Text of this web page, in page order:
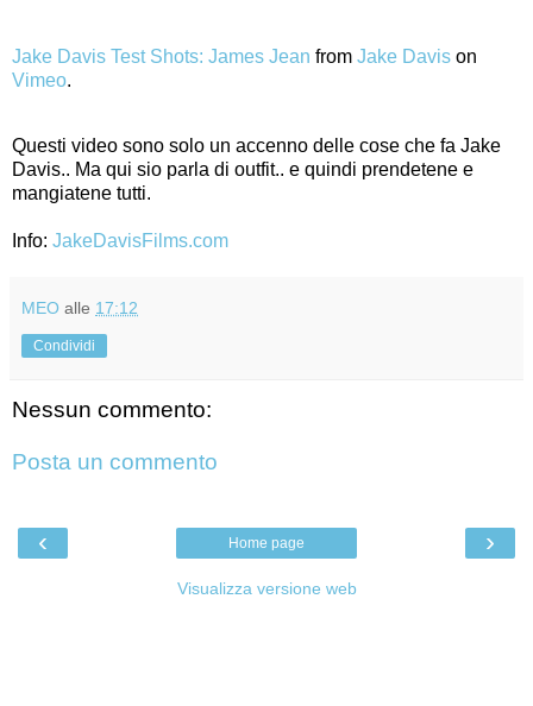
Jake Davis Test Shots: James Jean from Jake Davis on
Vimeo.
Questi video sono solo un accenno delle cose che fa Jake
Davis.. Ma qui sio parla di outfit.. e quindi prendetene e
mangiatene tutti.
Info: JakeDavisFilms.com
MEO alle 17:12
Condividi
Nessun commento:
Posta un commento
‹ ›
Home page
Visualizza versione web